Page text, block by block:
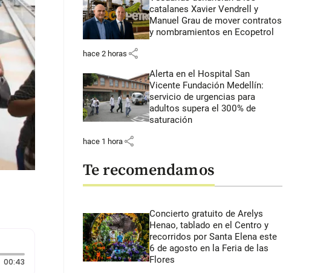
00:43Duración: 43 segundos
catalanes Xavier Vendrell y
Manuel Grau de mover contratos
y nombramientos en Ecopetrol
hace 2 horas share
Alerta en el Hospital San
Vicente Fundación Medellín:
servicio de urgencias para
adultos supera el 300% de
saturación
hace 1 hora share
Te recomendamos
Concierto gratuito de Arelys
Henao, tablado en el Centro y
recorridos por Santa Elena este
6 de agosto en la Feria de las
Flores